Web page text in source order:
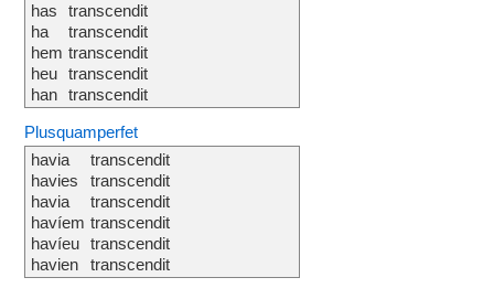
has
ha
hem
heu
han
transcendit
transcendit
transcendit
transcendit
transcendit
Plusquamperfet
havia
havies
havia
havíem
havíeu
havien
transcendit
transcendit
transcendit
transcendit
transcendit
transcendit